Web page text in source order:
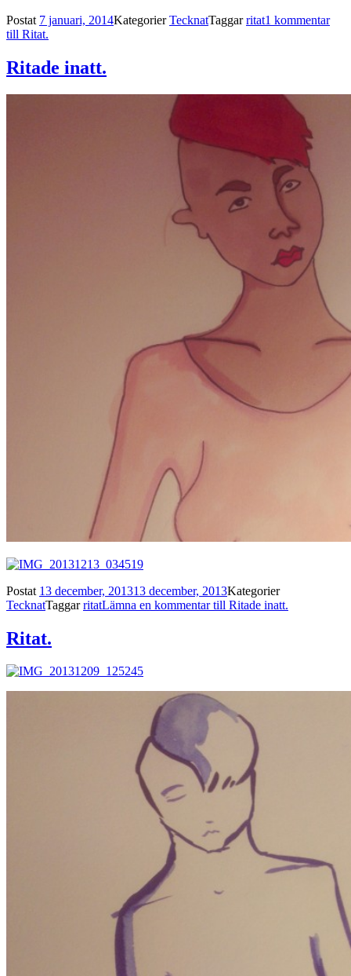
Postat 7 januari, 2014KategorierTecknatTaggarritat1 kommentar
till Ritat.
Ritade inatt.
Postat 13 december, 201313 december, 2013Kategorier
TecknatTaggarritatLämna en kommentartill Ritade inatt.
Ritat.